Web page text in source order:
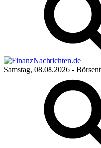
Samstag, 08.08.2026 -